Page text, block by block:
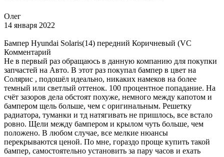
Олег
14 января 2022
Бампер Hyundai Solaris(14) передний Коричневый (VC
Комментарий
Не в первый раз обращаюсь в данную компанию для покупки
запчастей на Авто. В этот раз покупал бампер в цвет на
Солярис , подошёл идеально, никаких намеков на более
темный или светлый оттенок. 100 процентное попадание. На
счёт зазоров дела обстоят похуже, немного между капотом и
бампером щель больше, чем с оригинальным. Решетку
радиатора, туманки и тд натягивать не пришлось, все встало
ровно. Щели между бампером и крылом чуть больше, чем
положено. В любом случае, все мелкие нюансы
перекрываются ценой. По мне, гораздо проще купить такой
бампер, самостоятельно установить за пару часов и ехать